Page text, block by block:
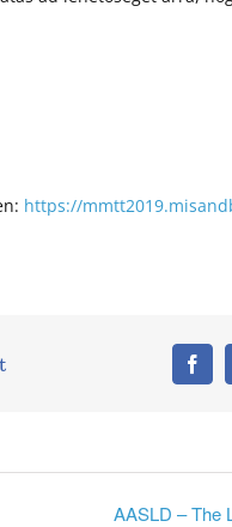
https://
AASLD – The